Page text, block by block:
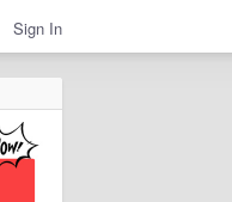
Sign In